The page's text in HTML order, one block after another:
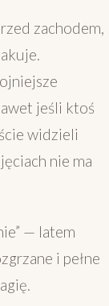
zachodem,
jeśli ktoś
widzieli
nie ma
— latem
i pełne